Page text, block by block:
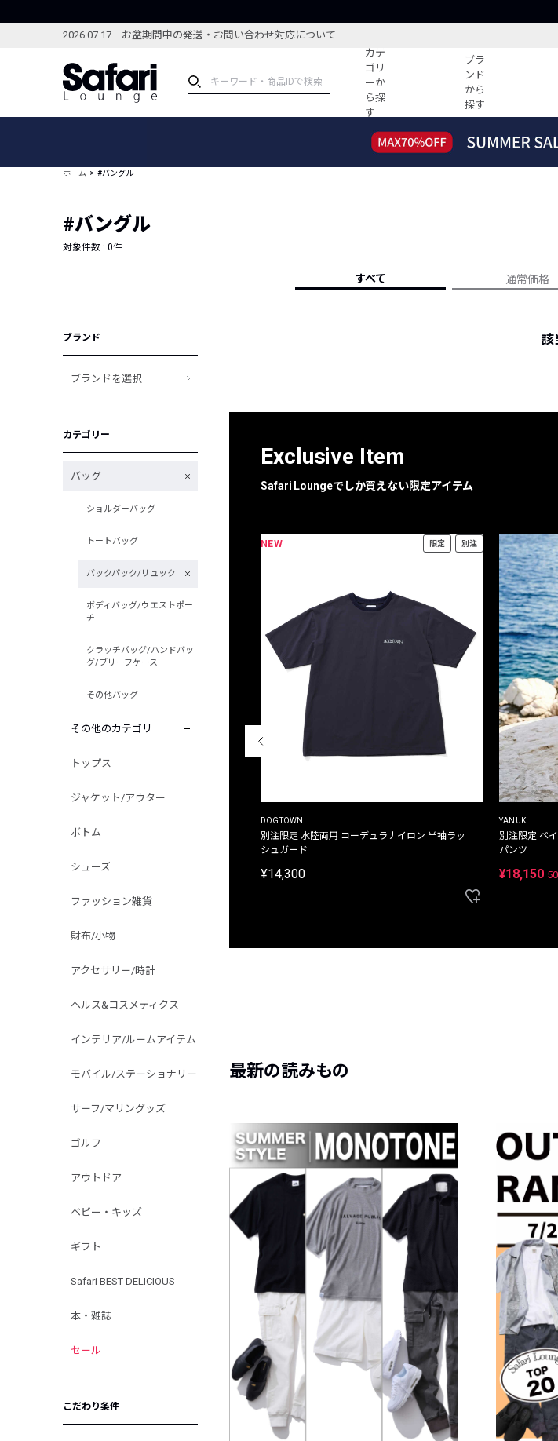
2026.07.17 お盆期間中の発送・お問い合わせ対応について
カテ
ゴリ
ーか
ら探
す
ブラ
ンド
から
探す
ブランドから探す
新着アイテム
編集部のおすすめアイテム
すべての記事
人気記事ランキング
フォーカスブランド
ホーム #バングル
#バングル
対象件数 : 0件
すべて 通常価格
ブランド
ブランドを選択
カテゴリー
バッグ
ショルダーバッグ
トートバッグ
バックパック/リュック
ボディバッグ/ウエストポー
チ
クラッチバッグ/ハンドバッ
グ/ブリーフケース
その他バッグ
その他のカテゴリ
トップス
ジャケット/アウター
ボトム
シューズ
ファッション雑貨
財布/小物
アクセサリー/時計
ヘルス&コスメティクス
インテリア/ルームアイテム
モバイル/ステーショナリー
サーフ/マリングッズ
ゴルフ
アウトドア
ベビー・キッズ
ギフト
Safari BEST DELICIOUS
本・雑誌
セール
こだわり条件
該
Exclusive Item
Safari Loungeでしか買えない限定アイテム
別注限定 ピグメントダイ バックプリント サーフ
NEW 限定 別注
DOGTOWN
別注限定 水陸両用 コーデュラナイロン 半袖ラッ
シュガード
¥14,300
YANUK
別注限定 ペ
パンツ
¥18,150
最新の読みもの